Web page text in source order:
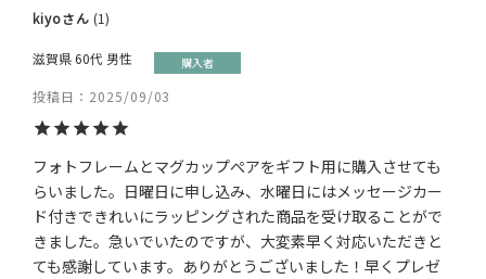
kiyo 1
購入者
滋賀県60代 男性
投稿日 2025/09/03
フォトフレームとマグカップぺアをギフト用に購入させても
らいました。日曜日に申し込み、水曜日にはメッセージカー
ド付きできれいにラッピングされた商品を受け取ることがで
きました。急いでいたのですが、大変素早く対応いただきと
ても感謝しています。ありがとうございました！早くプレゼ